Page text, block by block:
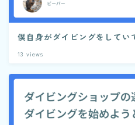
僕自身がダイビングをしてい
13 views